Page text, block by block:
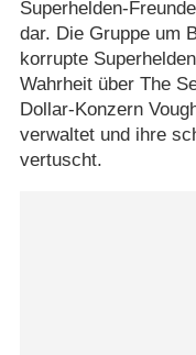
Superhelden-
dar. Die Gruppe um
korrupte
Wahrheit über The
Dollar-Konzern
verwaltet und ihre
vertuscht.